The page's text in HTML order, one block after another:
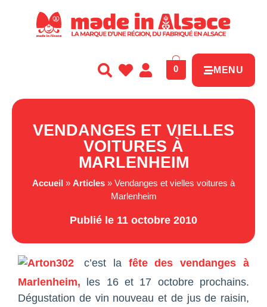
0 MENU
VENDANGES ET VIELLES
VOITURES À
MARLENHEIM
Accueil » Articles » Vendanges et vielles voitures à
Marlenheim
Publié le 11 octobre 2010
c’est la fête des vendanges à
Marlenheim, les 16 et 17 octobre prochains.
Dégustation de vin nouveau et de jus de raisin,